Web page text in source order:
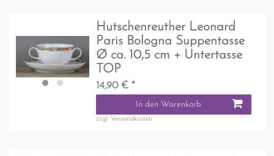
Hutschenreuther Leonard
Paris Bologna Suppentasse
Ø ca. 10,5 cm + Untertasse
TOP
14,90 € *
In den Warenkorb
zzgl. Versandkosten